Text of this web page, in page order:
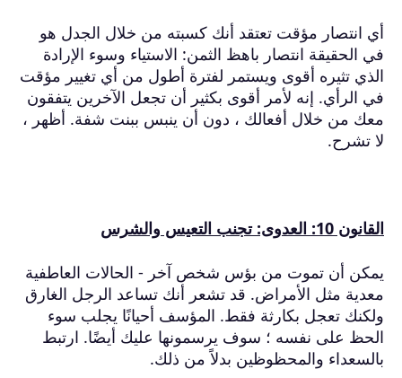
أي انتصار مؤقت تعتقد أنك كسبته من خلال الجدل هو
في الحقيقة انتصار باهظ الثمن: الاستياء وسوء الإرادة
الذي تثيره أقوى ويستمر لفترة أطول من أي تغيير مؤقت
في الرأي. إنه لأمر أقوى بكثير أن تجعل الآخرين يتفقون
معك من خلال أفعالك ، دون أن ينبس ببنت شفة. أظهر ،
لا تشرح.
القانون 10: العدوى: تجنب التعيس والشرس
يمكن أن تموت من بؤس شخص آخر - الحالات العاطفية
معدية مثل الأمراض. قد تشعر أنك تساعد الرجل الغارق
ولكنك تعجل بكارثة فقط. المؤسف أحيانًا يجلب سوء
الحظ على نفسه ؛ سوف يرسمونها عليك أيضًا. ارتبط
بالسعداء والمحظوظين بدلاً من ذلك.